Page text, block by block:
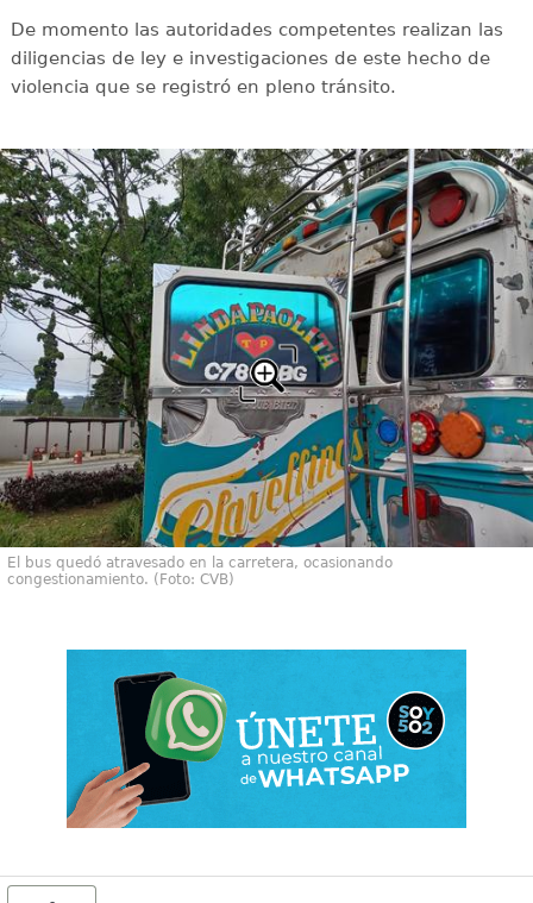
De momento las autoridades competentes realizan las
diligencias de ley e investigaciones de este hecho de
violencia que se registró en pleno tránsito.
El bus quedó atravesado en la carretera, ocasionando
congestionamiento. (Foto: CVB)